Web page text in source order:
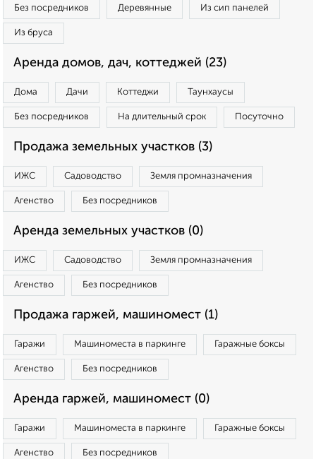
Без посредников Деревянные Из сип панелей
Из бруса
Аренда домов, дач, коттеджей (23)
Дома Дачи Коттеджи Таунхаусы
Без посредников На длительный срок Посуточно
Продажа земельных участков (3)
ИЖС Садоводство Земля промназначения
Агенство Без посредников
Аренда земельных участков (0)
ИЖС Садоводство Земля промназначения
Агенство Без посредников
Продажа гаржей, машиномест (1)
Гаражи Машиноместа в паркинге Гаражные боксы
Агенство Без посредников
Аренда гаржей, машиномест (0)
Гаражи Машиноместа в паркинге Гаражные боксы
Агенство Без посредников